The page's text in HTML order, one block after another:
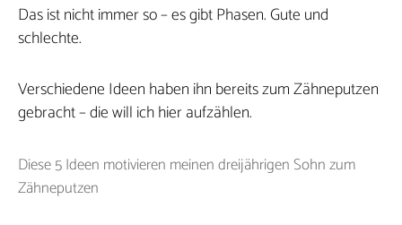
Das ist nicht immer so – es gibt Phasen. Gute und
schlechte.
Verschiedene Ideen haben ihn bereits zum Zähneputzen
gebracht – die will ich hier aufzählen.
Diese 5 Ideen motivieren meinen dreijährigen Sohn zum
Zähneputzen